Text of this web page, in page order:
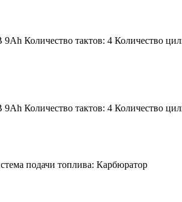
9Ah Количество тактов: 4 Количество
9Ah Количество тактов: 4 Количество
подачи топлива: Карбюратор